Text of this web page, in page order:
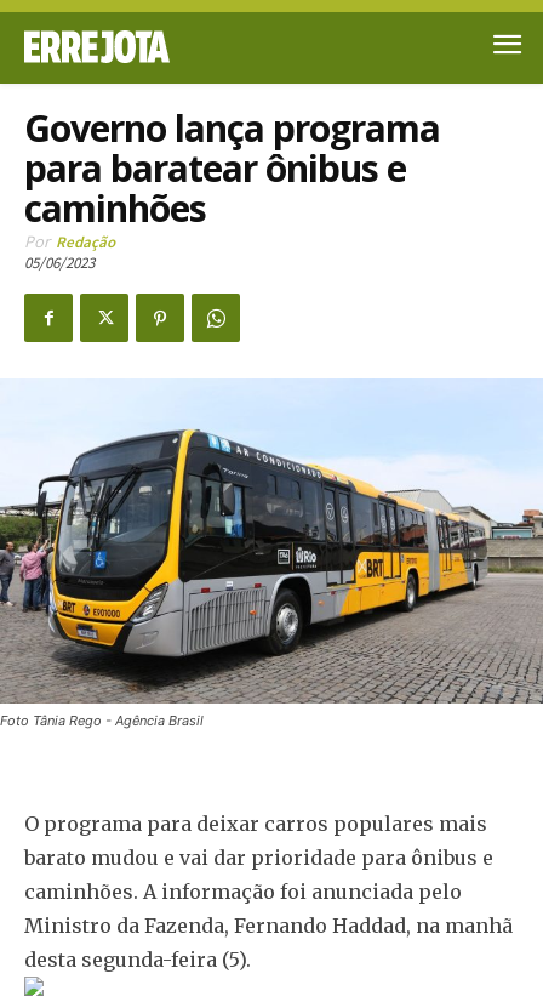
Governo lança programa
para baratear ônibus e
caminhões
Por Redação
05/06/2023
Foto Tânia Rego - Agência Brasil
O programa para deixar carros populares mais
barato mudou e vai dar prioridade para ônibus e
caminhões. A informação foi anunciada pelo
Ministro da Fazenda, Fernando Haddad, na manhã
desta segunda-feira (5).